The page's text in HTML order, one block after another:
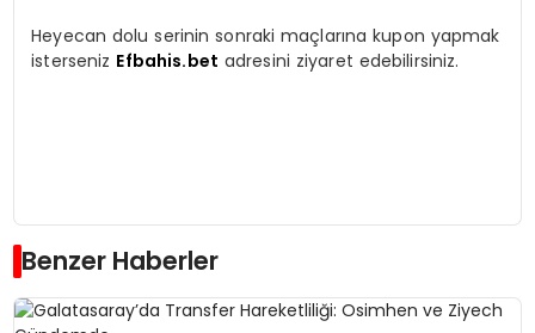
Heyecan dolu serinin sonraki maçlarına kupon yapmak
isterseniz Efbahis.bet adresini ziyaret edebilirsiniz.
Benzer Haberler